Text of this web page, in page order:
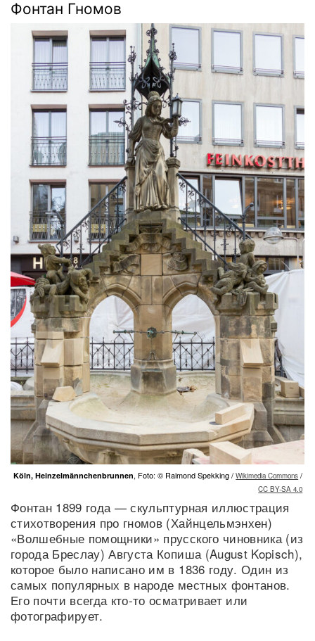
Фонтан Гномов
Köln, Heinzelmännchenbrunnen, Foto: © Raimond Spekking /Wikimedia Commons /
CC BY-SA 4.0
Фонтан 1899 года — скульптурная иллюстрация
стихотворения про гномов (Хайнцельмэнхен)
«Волшебные помощники» прусского чиновника (из
города Бреслау) Августа Копиша (August Kopisch),
которое было написано им в 1836 году. Один из
самых популярных в народе местных фонтанов.
Его почти всегда кто-то осматривает или
фотографирует.